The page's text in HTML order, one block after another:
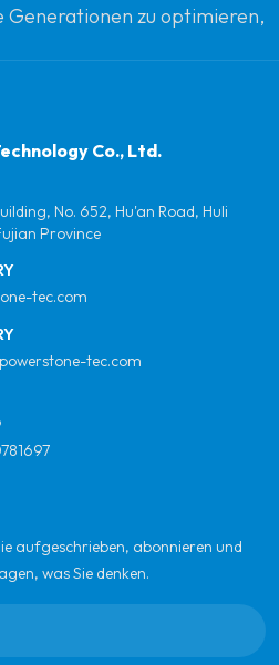
Generationen zu optimieren,
vertrauenswürdigsten
Professionalität und
Co., Ltd.
No. 652, Hu'an Road, Huli
Province
tec.com
tec.com
aufgeschrieben, abonnieren und
was Sie denken.